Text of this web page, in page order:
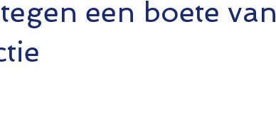
een boete van